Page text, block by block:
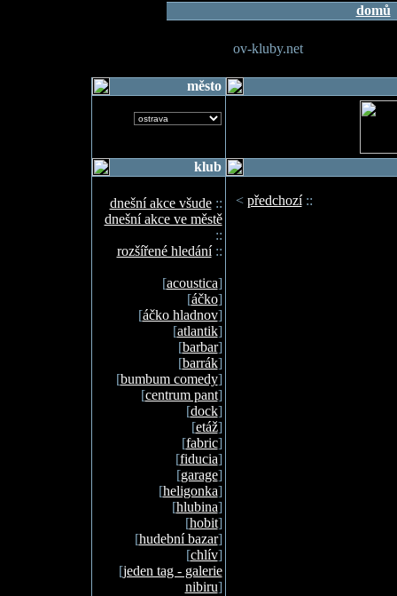
domů
ov-kluby.net
město
klub
dnešní akce všude::
dnešní akce ve městě
::
rozšířené hledání::
[acoustica]
[áčko]
[áčko hladnov]
[atlantik]
[barbar]
[barrák]
[bumbum comedy]
[centrum pant]
[dock]
[etáž]
[fabric]
[fiducia]
[garage]
[heligonka]
[hlubina]
[hobit]
[hudební bazar]
[chlív]
[jeden tag - galerie
nibiru]
< předchozí::